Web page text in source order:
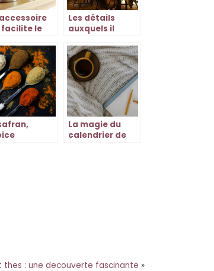
facilite le
des gens
Les détails
auxquels il
avant
l’ouverture de
votre
restaurant
La magie du
calendrier de
thes : une decouverte fascinante »